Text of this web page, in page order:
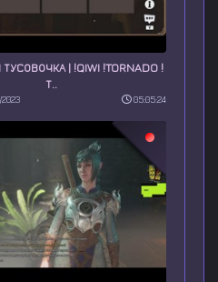
| !QIWI !TORNADO !
Т..
05:05:24